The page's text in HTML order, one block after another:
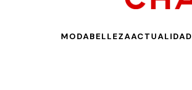
MODABELLEZAACTUALIDAD